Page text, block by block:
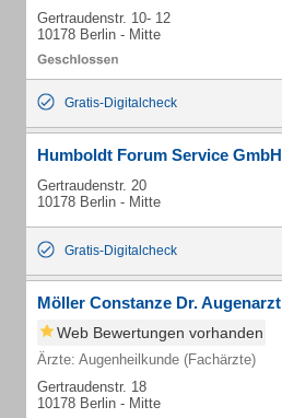
Gertraudenstr. 10- 12
10178 Berlin - Mitte
Gratis-Digitalcheck
Humboldt Forum Service GmbH
Gertraudenstr. 20
10178 Berlin - Mitte
Gratis-Digitalcheck
Möller Constanze Dr. Augenarzt
Web Bewertungen vorhanden
Ärzte: Augenheilkunde (Fachärzte)
Gertraudenstr. 18
10178 Berlin - Mitte